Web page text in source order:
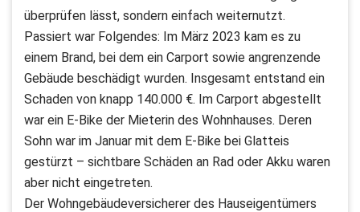
überprüfen lässt, sondern einfach weiternutzt.
Passiert war Folgendes: Im März 2023 kam es zu
einem Brand, bei dem ein Carport sowie angrenzende
Gebäude beschädigt wurden. Insgesamt entstand ein
Schaden von knapp 140.000 €. Im Carport abgestellt
war ein E-Bike der Mieterin des Wohnhauses. Deren
Sohn war im Januar mit dem E-Bike bei Glatteis
gestürzt – sichtbare Schäden an Rad oder Akku waren
aber nicht eingetreten.
Der Wohngebäudeversicherer des Hauseigentümers